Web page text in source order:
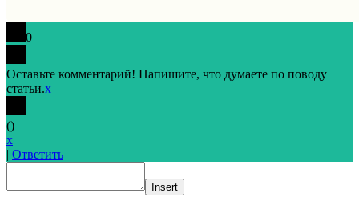
0
Оставьте комментарий! Напишите, что думаете по поводу
статьи.x
()
x
| Ответить
Insert